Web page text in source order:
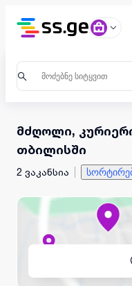
მძღოლი,
თბილისში
2 ვაკანსია